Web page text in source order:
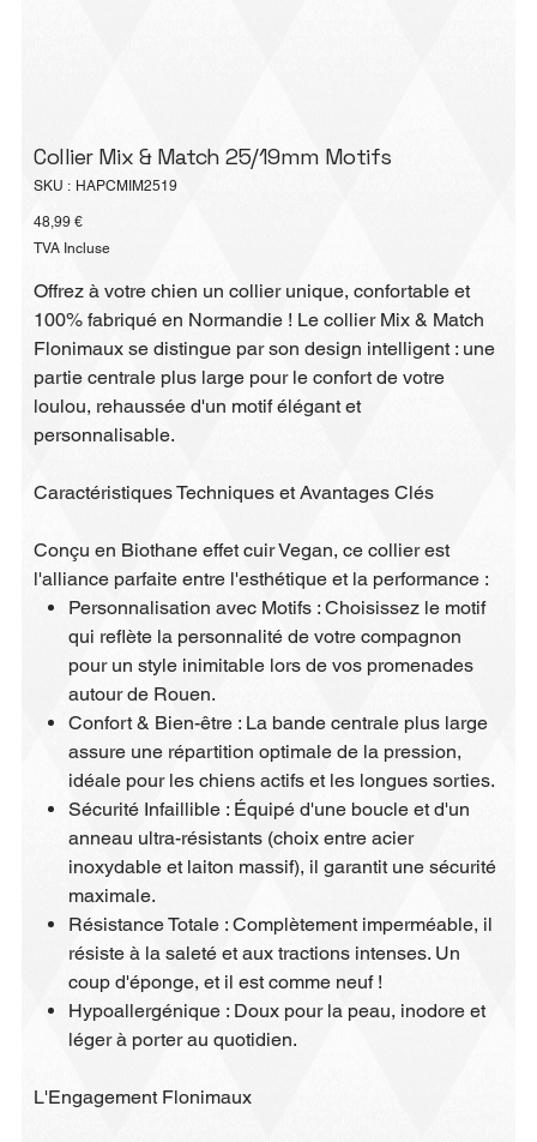
Collier Mix & Match 25/19mm Motifs
SKU : SKU
HAPCMIM2519
Prix
48,99 €
TVA Incluse
Offrez à votre chien un collier unique, confortable et
100% fabriqué en Normandie ! Le collier Mix & Match
Flonimaux se distingue par son design intelligent : une
partie centrale plus large pour le confort de votre
loulou, rehaussée d'un motif élégant et
personnalisable.
Caractéristiques Techniques et Avantages Clés
Conçu en Biothane effet cuir Vegan, ce collier est
l'alliance parfaite entre l'esthétique et la performance :
Personnalisation avec Motifs : Choisissez le motif
qui reflète la personnalité de votre compagnon
pour un style inimitable lors de vos promenades
autour de Rouen.
Confort & Bien-être : La bande centrale plus large
assure une répartition optimale de la pression,
idéale pour les chiens actifs et les longues sorties.
Sécurité Infaillible : Équipé d'une boucle et d'un
anneau ultra-résistants (choix entre acier
inoxydable et laiton massif), il garantit une sécurité
maximale.
Résistance Totale : Complètement imperméable, il
résiste à la saleté et aux tractions intenses. Un
coup d'éponge, et il est comme neuf !
Hypoallergénique : Doux pour la peau, inodore et
léger à porter au quotidien.
L'Engagement Flonimaux